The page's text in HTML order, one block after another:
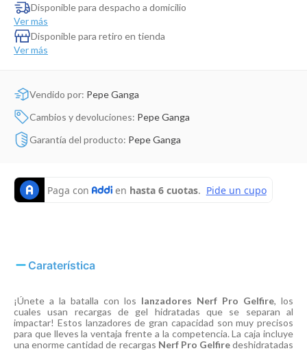
Disponible para despacho a domicilio
Ver más
Disponible para retiro en tienda
Ver más
Vendido por: Pepe Ganga
Cambios y devoluciones: Pepe Ganga
Garantía del producto: Pepe Ganga
Caraterística
¡Únete a la batalla con los lanzadores Nerf Pro Gelfire, los
cuales usan recargas de gel hidratadas que se separan al
impactar! Estos lanzadores de gran capacidad son muy precisos
para que lleves la ventaja frente a la competencia. La caja incluye
una enorme cantidad de recargas Nerf Pro Gelfiredeshidratadas
Cuna Colecho
Dinosaurio Juguete